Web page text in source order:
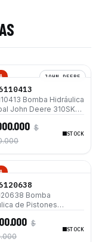
JOHN DEERE
Bomba Hidráulica
John Deere 310SK
410J 410G
$
STOCK
Bomba
de Pistones
para
Caterpillar
432F 444F
$
STOCK